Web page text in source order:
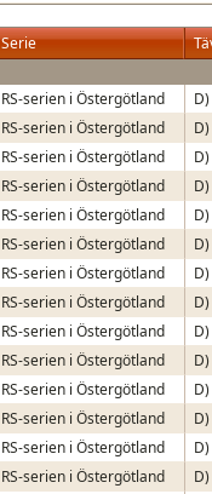
Serie
RS-serien i Östergötland
RS-serien i Östergötland
RS-serien i Östergötland
RS-serien i Östergötland
RS-serien i Östergötland
RS-serien i Östergötland
RS-serien i Östergötland
RS-serien i Östergötland
RS-serien i Östergötland
RS-serien i Östergötland
RS-serien i Östergötland
RS-serien i Östergötland
RS-serien i Östergötland
RS-serien i Östergötland